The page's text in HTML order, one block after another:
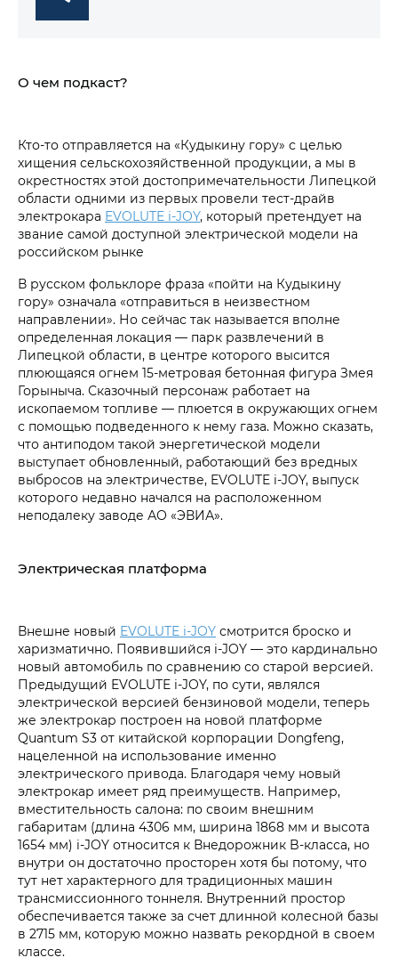
О чем подкаст?
Кто-то отправляется на «Кудыкину гору» с целью
хищения сельскохозяйственной продукции, а мы в
окрестностях этой достопримечательности Липецкой
области одними из первых провели тест-драйв
электрокара EVOLUTE i‑JOY, который претендует на
звание самой доступной электрической модели на
российском рынке
В русском фольклоре фраза «пойти на Кудыкину
гору» означала «отправиться в неизвестном
направлении». Но сейчас так называется вполне
определенная локация — парк развлечений в
Липецкой области, в центре которого высится
плюющаяся огнем 15‑метровая бетонная фигура Змея
Горыныча. Сказочный персонаж работает на
ископаемом топливе — плюется в окружающих огнем
с помощью подведенного к нему газа. Можно сказать,
что антиподом такой энергетической модели
выступает обновленный, работающий без вредных
выбросов на электричестве, EVOLUTE i‑JOY, выпуск
которого недавно начался на расположенном
неподалеку заводе АО «ЭВИА».
Электрическая платформа
Внешне новый EVOLUTE i‑JOY смотрится броско и
харизматично. Появившийся i‑JOY — это кардинально
новый автомобиль по сравнению со старой версией.
Предыдущий EVOLUTE i‑JOY, по сути, являлся
электрической версией бензиновой модели, теперь
же электрокар построен на новой платформе
Quantum S3 от китайской корпорации Dongfeng,
нацеленной на использование именно
электрического привода. Благодаря чему новый
электрокар имеет ряд преимуществ. Например,
вместительность салона: по своим внешним
габаритам (длина 4306 мм, ширина 1868 мм и высота
1654 мм) i‑JOY относится к Внедорожник B-класса, но
внутри он достаточно просторен хотя бы потому, что
тут нет характерного для традиционных машин
трансмиссионного тоннеля. Внутренний простор
обеспечивается также за счет длинной колесной базы
в 2715 мм, которую можно назвать рекордной в своем
классе.